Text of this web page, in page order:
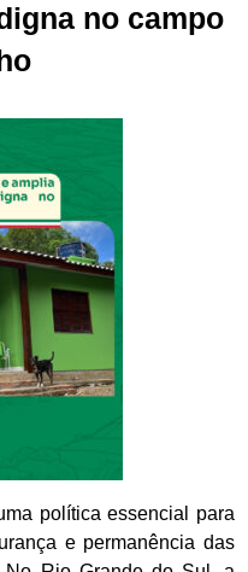
no campo
política essencial para
e permanência das